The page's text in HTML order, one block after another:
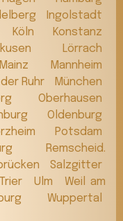
Ingolstadt
Köln
Konstanz
Lörrach
Mainz
Mannheim
Ruhr
München
Oberhausen
Oldenburg
Potsdam
Remscheid.
Salzgitter
Trier Ulm
Weil am
Wuppertal